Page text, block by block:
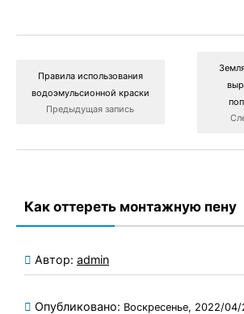
Правила использования
водоэмульсионной краски
Предыдущая запись
Как оттереть монтажную пену
Автор: admin
Опубликовано: Воскресенье, 2022/04/